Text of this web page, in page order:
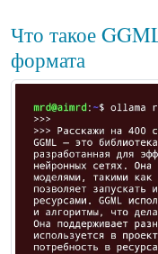
Что такое
формата